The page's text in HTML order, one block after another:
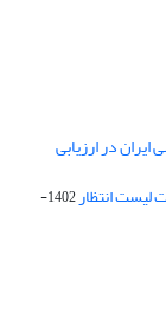
در ارزیابی
لیست انتظار
1402-